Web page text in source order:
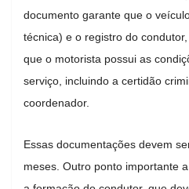
documento garante que o
técnica) e o registro do
que o motorista possui as
serviço, incluindo a certidão
coordenador.
Essas documentações devem
meses. Outro ponto importante